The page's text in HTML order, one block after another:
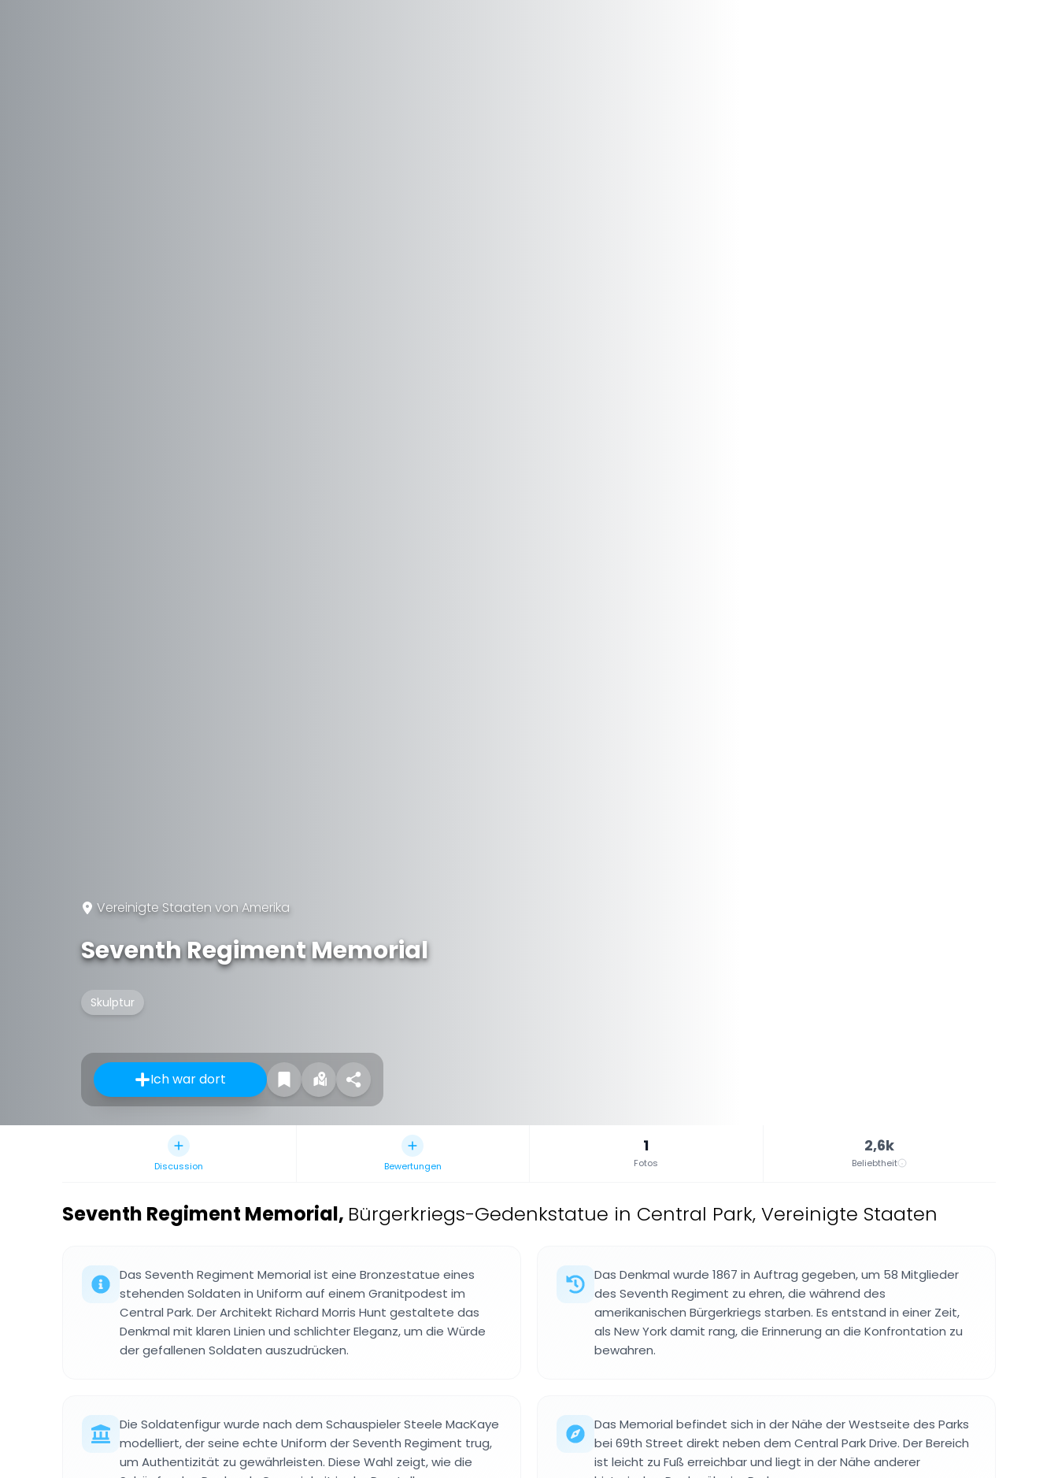
Vereinigte Staaten von Amerika
Seventh Regiment Memorial
Skulptur
Ich war dort
Discussion Bewertungen
1
Fotos
2,6k
Beliebtheit
Seventh Regiment Memorial, Bürgerkriegs-Gedenkstatue in Central Park, Vereinigte Staaten
Das Seventh Regiment Memorial ist eine Bronzestatue eines
stehenden Soldaten in Uniform auf einem Granitpodest im
Central Park. Der Architekt Richard Morris Hunt gestaltete das
Denkmal mit klaren Linien und schlichter Eleganz, um die Würde
der gefallenen Soldaten auszudrücken.
Das Denkmal wurde 1867 in Auftrag gegeben, um 58 Mitglieder
des Seventh Regiment zu ehren, die während des
amerikanischen Bürgerkriegs starben. Es entstand in einer Zeit,
als New York damit rang, die Erinnerung an die Konfrontation zu
bewahren.
Die Soldatenfigur wurde nach dem Schauspieler Steele MacKaye
modelliert, der seine echte Uniform der Seventh Regiment trug,
um Authentizität zu gewährleisten. Diese Wahl zeigt, wie die
Das Memorial befindet sich in der Nähe der Westseite des Parks
bei 69th Street direkt neben dem Central Park Drive. Der Bereich
ist leicht zu Fuß erreichbar und liegt in der Nähe anderer